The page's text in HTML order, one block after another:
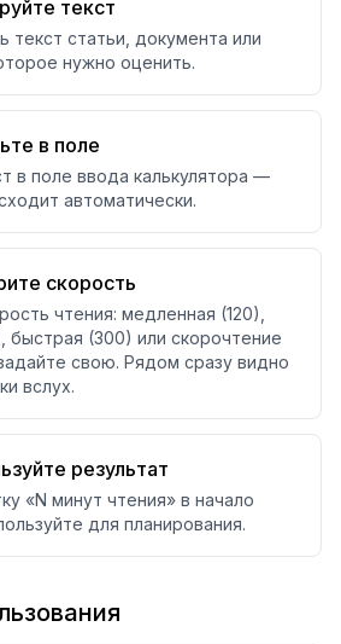
текст
текст статьи, документа или
нужно оценить.
в поле
в поле ввода калькулятора —
автоматически.
скорость
чтения: медленная (120),
быстрая (300) или скорочтение
свою. Рядом сразу видно
вслух.
результат
«N минут чтения» в начало
для планирования.